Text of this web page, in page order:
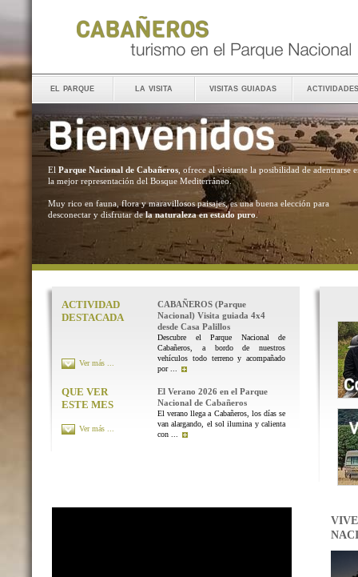
el parque la visita visitas guiadas actividades
El Parque Nacional de Cabañeros , ofrece al visitante la posibilidad de adentrarse
la mejor representación del Bosque Mediterráneo.
Muy rico en fauna, flora y maravillosos paisajes, es una buena elección para
desconectar y disfrutar dela naturaleza en estado puro .
ACTIVIDAD
DESTACADA
CABAÑEROS (Parque
Nacional) Visita guiada 4x4
desde Casa Palillos
Descubre el Parque Nacional de
Cabañeros, a bordo de nuestros
vehículos todo terreno y acompañado
por ...
Ver más ...
QUE VER
ESTE MES
El Verano 2026 en el Parque
Nacional de Cabañeros
El verano llega a Cabañeros, los días se
van alargando, el sol ilumina y calienta
con ...
Ver más ...